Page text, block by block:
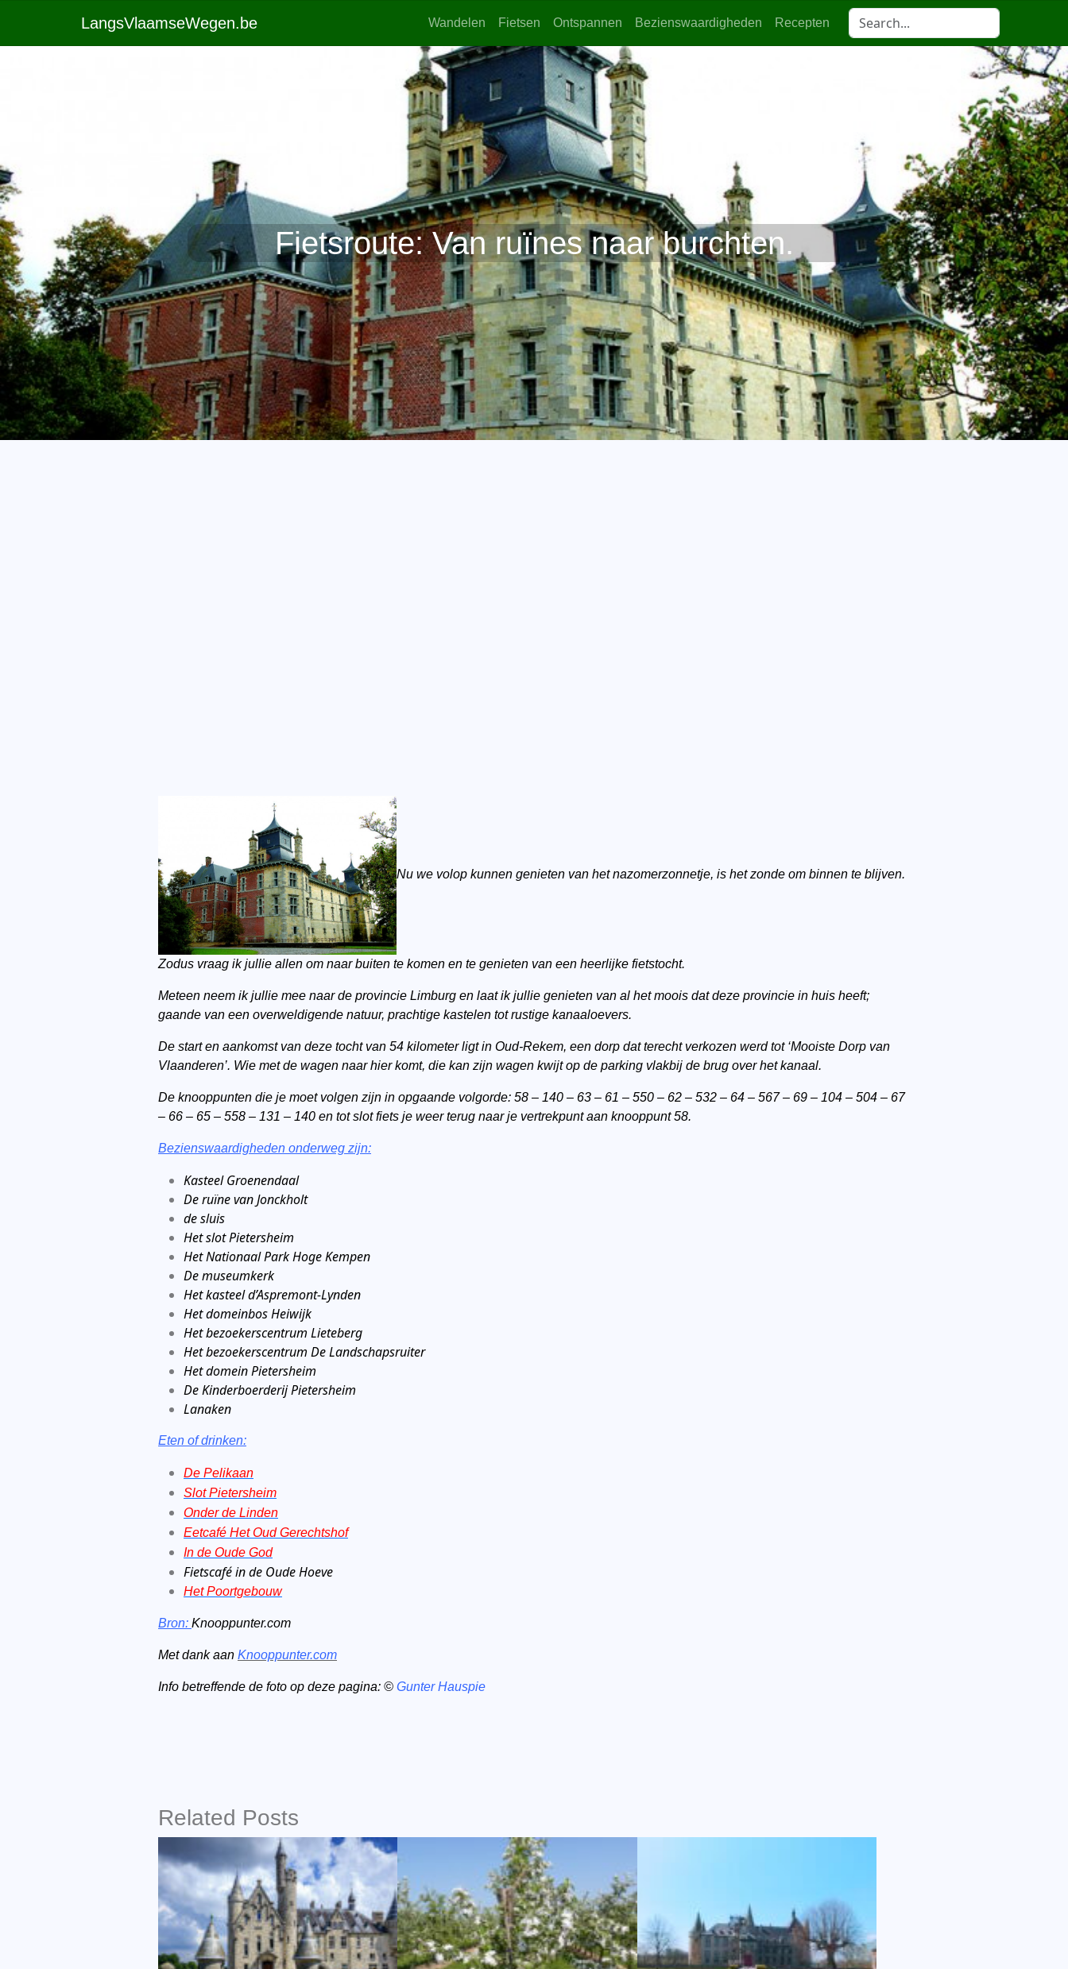
LangsVlaamseWegen.be Wandelen Fietsen Ontspannen Bezienswaardigheden Recepten
Fietsroute: Van ruïnes naar burchten.
Nu we volop kunnen genieten van het nazomerzonnetje, is het zonde om binnen te blijven.
Zodus vraag ik jullie allen om naar buiten te komen en te genieten van een heerlijke fietstocht.
Meteen neem ik jullie mee naar de provincie Limburg en laat ik jullie genieten van al het moois dat deze provincie in huis heeft;
gaande van een overweldigende natuur, prachtige kastelen tot rustige kanaaloevers.
De start en aankomst van deze tocht van 54 kilometer ligt in Oud-Rekem, een dorp dat terecht verkozen werd tot ‘Mooiste Dorp van
Vlaanderen’. Wie met de wagen naar hier komt, die kan zijn wagen kwijt op de parking vlakbij de brug over het kanaal.
De knooppunten die je moet volgen zijn in opgaande volgorde: 58 – 140 – 63 – 61 – 550 – 62 – 532 – 64 – 567 – 69 – 104 – 504 – 67
– 66 – 65 – 558 – 131 – 140 en tot slot fiets je weer terug naar je vertrekpunt aan knooppunt 58.
Bezienswaardigheden onderweg zijn:
Kasteel Groenendaal
De ruïne van Jonckholt
de sluis
Het slot Pietersheim
Het Nationaal Park Hoge Kempen
De museumkerk
Het kasteel d’Aspremont-Lynden
Het domeinbos Heiwijk
Het bezoekerscentrum Lieteberg
Het bezoekerscentrum De Landschapsruiter
Het domein Pietersheim
De Kinderboerderij Pietersheim
Lanaken
Eten of drinken:
De Pelikaan
Slot Pietersheim
Onder de Linden
Eetcafé Het Oud Gerechtshof
In de Oude God
Fietscafé in de Oude Hoeve
Het Poortgebouw
Bron: Knooppunter.com
Met dank aan Knooppunter.com
Info betreffende de foto op deze pagina: © Gunter Hauspie
Related Posts